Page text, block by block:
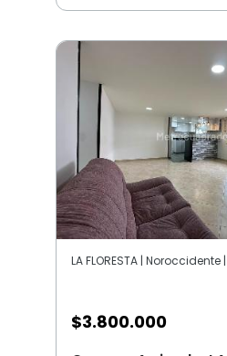
LA FLORESTA |
$3.800.000